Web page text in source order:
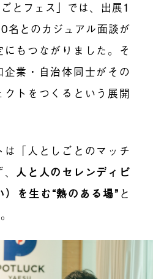
とフェス」では、出展1
名とのカジュアル面談が
もつながりました。そ
業・自治体同士がその
トをつくるという展開
「人としごとのマッチ
人と人のセレンディピ
を生む“熱のある場” と